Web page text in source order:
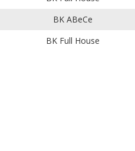
BK ABeCe
BK Full House